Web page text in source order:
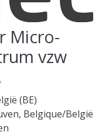
Micro-
vzw
(BE)
Belgique/België